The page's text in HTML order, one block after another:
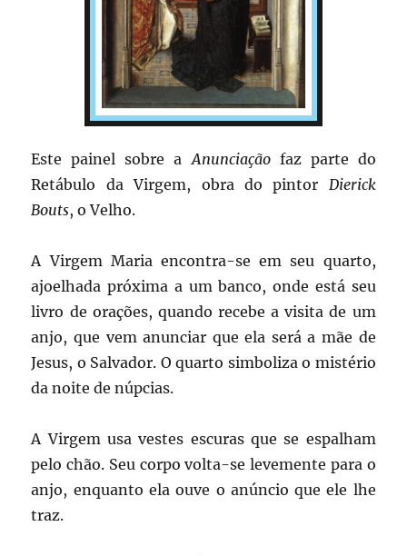
Este painel sobre aAnunciação faz parte do
Retábulo da Virgem, obra do pintor Dierick
Bouts, o Velho.
A Virgem Maria encontra-se em seu quarto,
ajoelhada próxima a um banco, onde está seu
livro de orações, quando recebe a visita de um
anjo, que vem anunciar que ela será a mãe de
Jesus, o Salvador. O quarto simboliza o mistério
da noite de núpcias.
A Virgem usa vestes escuras que se espalham
pelo chão. Seu corpo volta-se levemente para o
anjo, enquanto ela ouve o anúncio que ele lhe
traz.